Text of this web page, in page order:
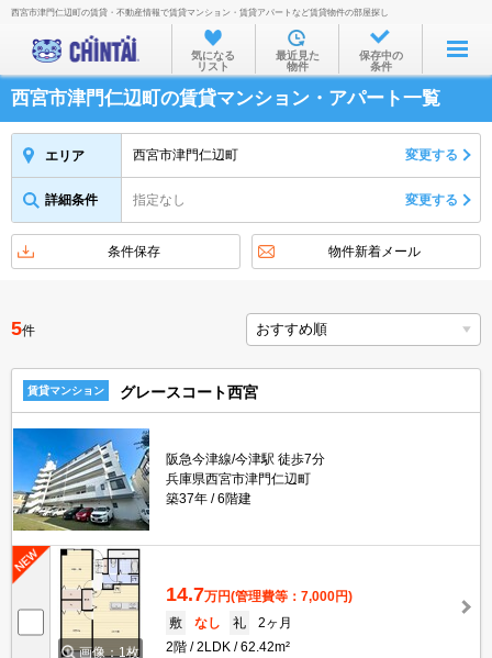
お部屋を探す
沿線・駅から
住所から
家賃相場から
物件特集から
不動産会社から
TOP
西宮市津門仁辺町の賃貸・不動産情報で賃貸マンション・賃貸アパートなど賃貸物件の部屋探し
気になる
リスト
最近見た
物件
保存中の
条件
西宮市津門仁辺町の賃貸マンション・アパート一覧
エリア 西宮市津門仁辺町 変更する
詳細条件 指定なし 変更する
条件保存 物件新着メール
5件
賃貸マンション グレースコート西宮
阪急今津線/今津駅 徒歩7分
兵庫県西宮市津門仁辺町
築37年
6階建
画像：1枚
14.7万円(管理費等：7,000円)
敷
なし 礼
2ヶ月
2階
2LDK 62.42m²